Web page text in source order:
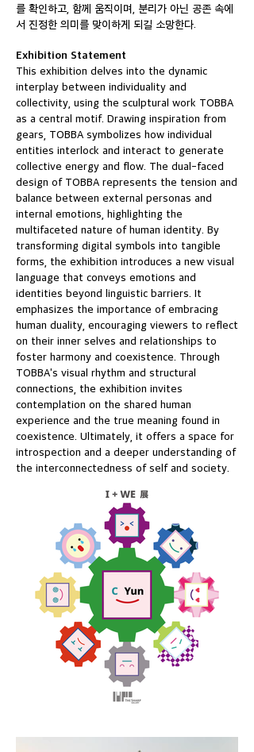
를 확인하고, 함께 움직이며, 분리가 아닌 공존 속에
서 진정한 의미를 맞이하게 되길 소망한다.
Exhibition Statement
This exhibition delves into the dynamic
interplay between individuality and
collectivity, using the sculptural work TOBBA
as a central motif. Drawing inspiration from
gears, TOBBA symbolizes how individual
entities interlock and interact to generate
collective energy and flow. The dual-faced
design of TOBBA represents the tension and
balance between external personas and
internal emotions, highlighting the
multifaceted nature of human identity. By
transforming digital symbols into tangible
forms, the exhibition introduces a new visual
language that conveys emotions and
identities beyond linguistic barriers. It
emphasizes the importance of embracing
human duality, encouraging viewers to reflect
on their inner selves and relationships to
foster harmony and coexistence. Through
TOBBA's visual rhythm and structural
connections, the exhibition invites
contemplation on the shared human
experience and the true meaning found in
coexistence. Ultimately, it offers a space for
introspection and a deeper understanding of
the interconnectedness of self and society.